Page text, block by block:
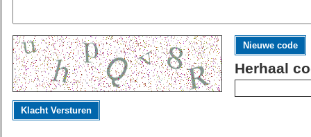
Nieuwe code
Herhaal
Klacht Versturen